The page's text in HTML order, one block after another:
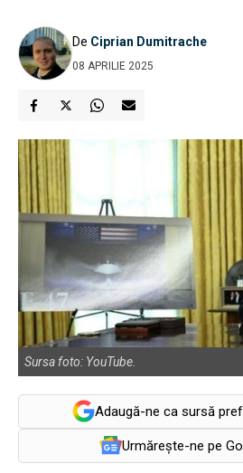
De Ciprian Dumitrache
08 APRILIE 2025
Sursa foto: YouTube.
Adaugă-ne ca sursă
Urmărește-ne pe